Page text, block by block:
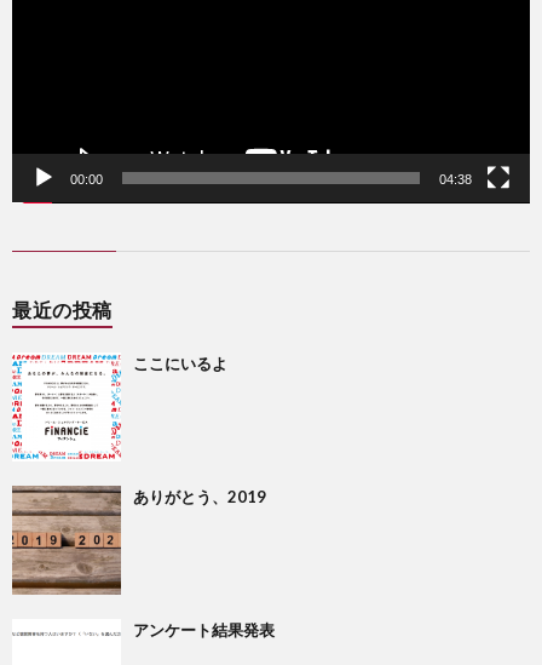
00:00 04:38
最近の投稿
ここにいるよ
ありがとう、2019
アンケート結果発表